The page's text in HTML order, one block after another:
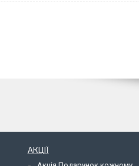
АКЦІЇ